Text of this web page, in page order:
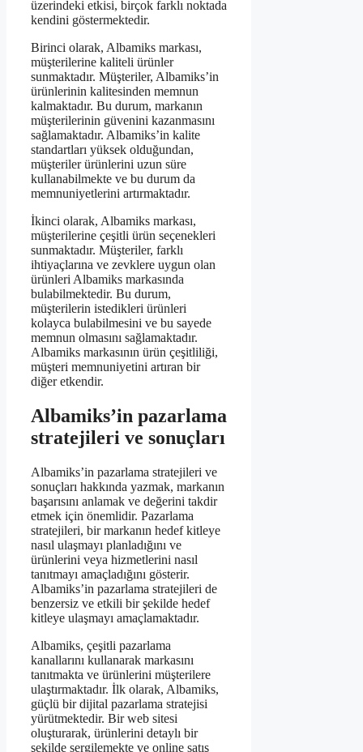
üzerindeki etkisi, birçok farklı noktada
kendini göstermektedir.
Birinci olarak, Albamiks markası,
müşterilerine kaliteli ürünler
sunmaktadır. Müşteriler, Albamiks’in
ürünlerinin kalitesinden memnun
kalmaktadır. Bu durum, markanın
müşterilerinin güvenini kazanmasını
sağlamaktadır. Albamiks’in kalite
standartları yüksek olduğundan,
müşteriler ürünlerini uzun süre
kullanabilmekte ve bu durum da
memnuniyetlerini artırmaktadır.
İkinci olarak, Albamiks markası,
müşterilerine çeşitli ürün seçenekleri
sunmaktadır. Müşteriler, farklı
ihtiyaçlarına ve zevklere uygun olan
ürünleri Albamiks markasında
bulabilmektedir. Bu durum,
müşterilerin istedikleri ürünleri
kolayca bulabilmesini ve bu sayede
memnun olmasını sağlamaktadır.
Albamiks markasının ürün çeşitliliği,
müşteri memnuniyetini artıran bir
diğer etkendir.
Albamiks’in pazarlama
stratejileri ve sonuçları
Albamiks’in pazarlama stratejileri ve
sonuçları hakkında yazmak, markanın
başarısını anlamak ve değerini takdir
etmek için önemlidir. Pazarlama
stratejileri, bir markanın hedef kitleye
nasıl ulaşmayı planladığını ve
ürünlerini veya hizmetlerini nasıl
tanıtmayı amaçladığını gösterir.
Albamiks’in pazarlama stratejileri de
benzersiz ve etkili bir şekilde hedef
kitleye ulaşmayı amaçlamaktadır.
Albamiks, çeşitli pazarlama
kanallarını kullanarak markasını
tanıtmakta ve ürünlerini müşterilere
ulaştırmaktadır. İlk olarak, Albamiks,
güçlü bir dijital pazarlama stratejisi
yürütmektedir. Bir web sitesi
oluşturarak, ürünlerini detaylı bir
şekilde sergilemekte ve online satış